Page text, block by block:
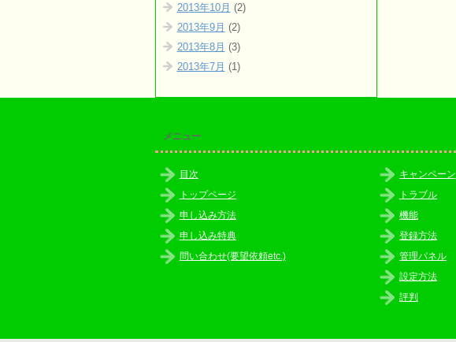
2013年10月 (2)
2013年9月 (2)
2013年8月 (3)
2013年7月 (1)
メニュー
目次
トップページ
申し込み方法
申し込み特典
問い合わせ(要望依頼etc.)
キャンペーン
トラブル
機能
登録方法
管理パネル
設定方法
評判